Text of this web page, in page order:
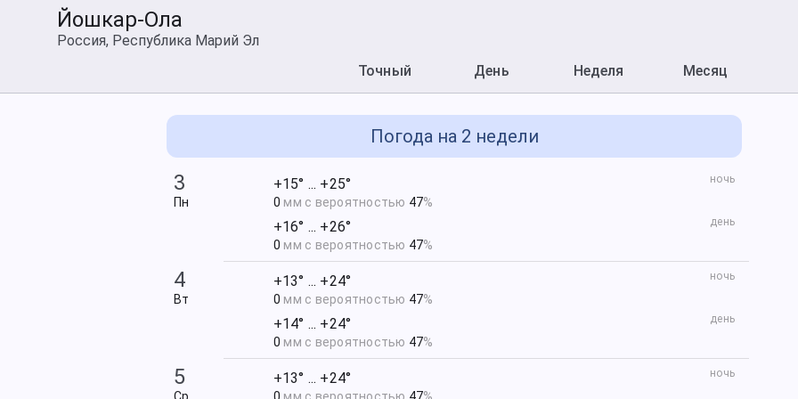
Йошкар-Ола
Россия, Республика Марий Эл
Точный
День Неделя Месяц
Погода на 2 недели
3
Пн
ночь
+15° ... +25°
0 мм с вероятностью 47%
день
+16° ... +26°
0 мм с вероятностью 47%
4
Вт
ночь
+13° ... +24°
0 мм с вероятностью 47%
день
+14° ... +24°
0 мм с вероятностью 47%
5 ночь
+13° ... +24°